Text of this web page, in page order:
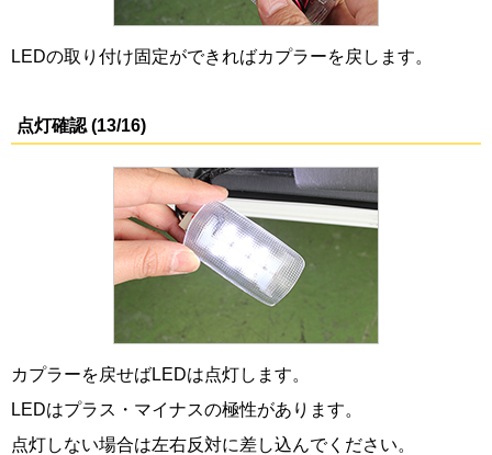
LEDの取り付け固定ができればカプラーを戻します。
点灯確認 (13/16)
カプラーを戻せばLEDは点灯します。
LEDはプラス・マイナスの極性があります。
点灯しない場合は左右反対に差し込んでください。